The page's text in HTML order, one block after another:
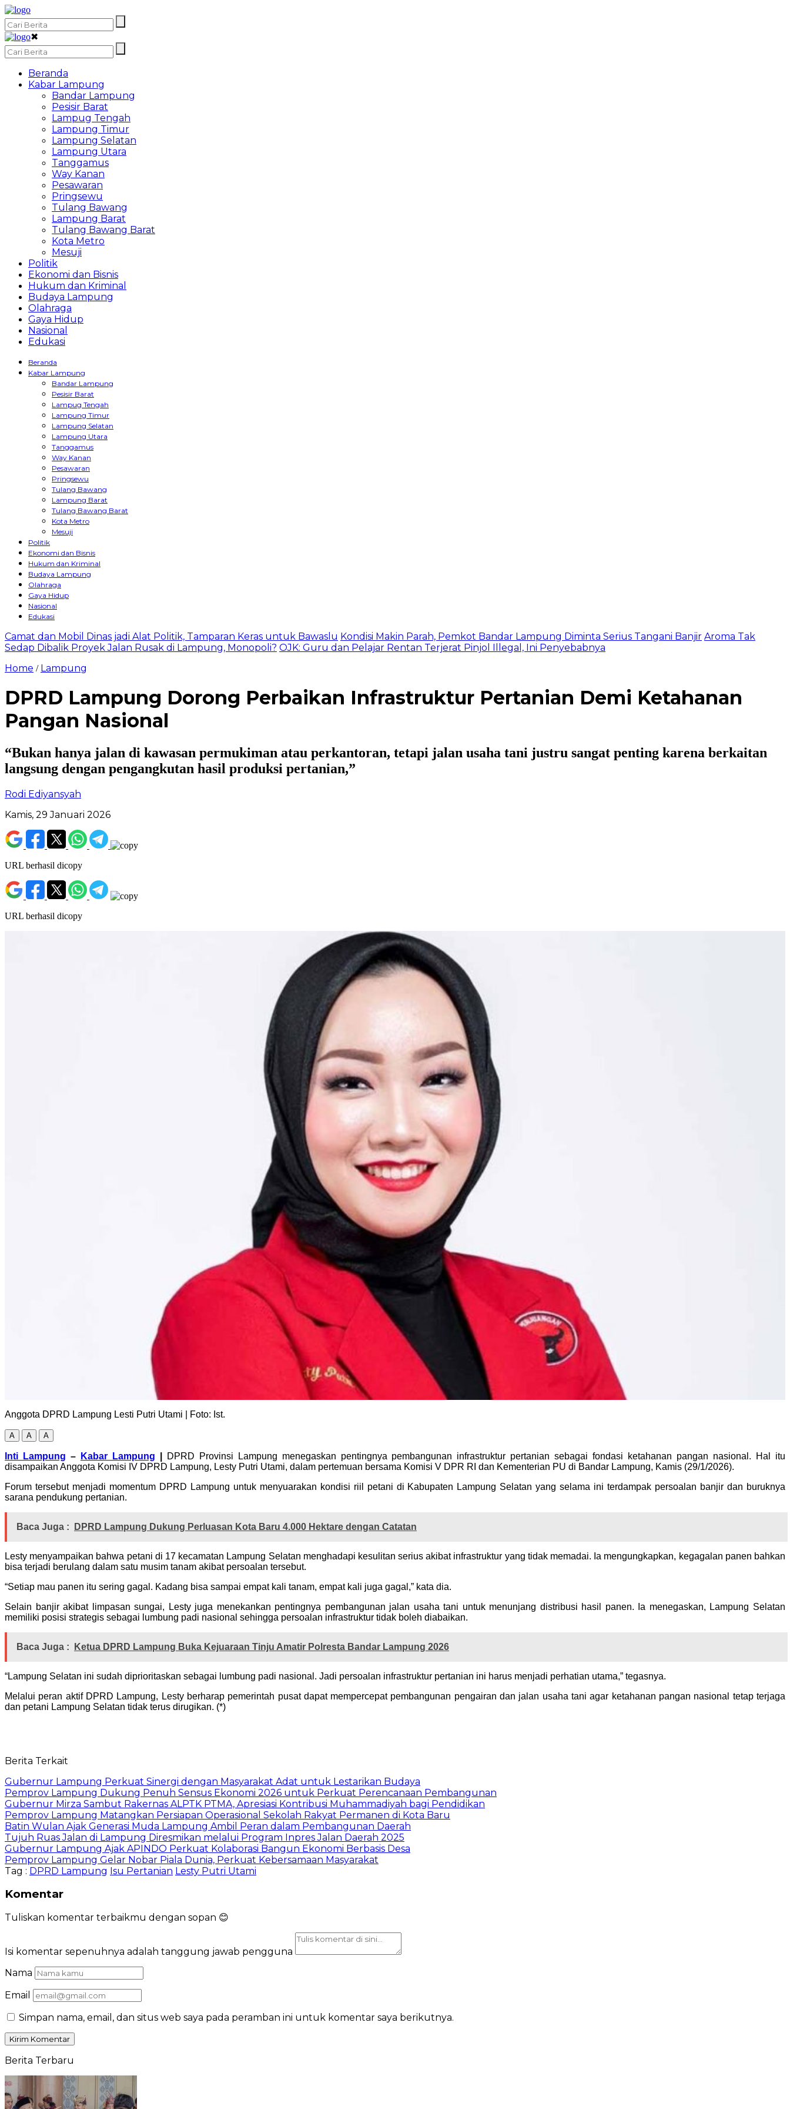
✖
Beranda
Kabar Lampung
Bandar Lampung
Pesisir Barat
Lampug Tengah
Lampung Timur
Lampung Selatan
Lampung Utara
Tanggamus
Way Kanan
Pesawaran
Pringsewu
Tulang Bawang
Lampung Barat
Tulang Bawang Barat
Kota Metro
Mesuji
Politik
Ekonomi dan Bisnis
Hukum dan Kriminal
Budaya Lampung
Olahraga
Gaya Hidup
Nasional
Edukasi
Beranda
Kabar Lampung
Bandar Lampung
Pesisir Barat
Lampug Tengah
Lampung Timur
Lampung Selatan
Lampung Utara
Tanggamus
Way Kanan
Pesawaran
Pringsewu
Tulang Bawang
Lampung Barat
Tulang Bawang Barat
Kota Metro
Mesuji
Politik
Ekonomi dan Bisnis
Hukum dan Kriminal
Budaya Lampung
Olahraga
Gaya Hidup
Nasional
Edukasi
Camat dan Mobil Dinas jadi Alat Politik, Tamparan Keras untuk Bawaslu Kondisi Makin Parah, Pemkot Bandar Lampung Diminta Serius Tangani Banjir Aroma Tak
Sedap Dibalik Proyek Jalan Rusak di Lampung, Monopoli? OJK: Guru dan Pelajar Rentan Terjerat Pinjol Illegal, Ini Penyebabnya
Home / Lampung
DPRD Lampung Dorong Perbaikan Infrastruktur Pertanian Demi Ketahanan
Pangan Nasional
“Bukan hanya jalan di kawasan permukiman atau perkantoran, tetapi jalan usaha tani justru sangat penting karena berkaitan
langsung dengan pengangkutan hasil produksi pertanian,”
Rodi Ediyansyah
Kamis, 29 Januari 2026
URL berhasil dicopy
URL berhasil dicopy
Anggota DPRD Lampung Lesti Putri Utami | Foto: Ist.
A A A
Inti Lampung – Kabar Lampung
DPRD Provinsi Lampung menegaskan pentingnya pembangunan infrastruktur pertanian sebagai fondasi ketahanan pangan nasional. Hal itu
disampaikan Anggota Komisi IV DPRD Lampung, Lesty Putri Utami, dalam pertemuan bersama Komisi V DPR RI dan Kementerian PU di Bandar Lampung, Kamis (29/1/2026).
Forum tersebut menjadi momentum DPRD Lampung untuk menyuarakan kondisi riil petani di Kabupaten Lampung Selatan yang selama ini terdampak persoalan banjir dan buruknya
sarana pendukung pertanian.
Baca Juga : DPRD Lampung Dukung Perluasan Kota Baru 4.000 Hektare dengan Catatan
Lesty menyampaikan bahwa petani di 17 kecamatan Lampung Selatan menghadapi kesulitan serius akibat infrastruktur yang tidak memadai. Ia mengungkapkan, kegagalan panen bahkan
bisa terjadi berulang dalam satu musim tanam akibat persoalan tersebut.
“Setiap mau panen itu sering gagal. Kadang bisa sampai empat kali tanam, empat kali juga gagal,” kata dia.
Selain banjir akibat limpasan sungai, Lesty juga menekankan pentingnya pembangunan jalan usaha tani untuk menunjang distribusi hasil panen. Ia menegaskan, Lampung Selatan
memiliki posisi strategis sebagai lumbung padi nasional sehingga persoalan infrastruktur tidak boleh diabaikan.
Baca Juga : Ketua DPRD Lampung Buka Kejuaraan Tinju Amatir Polresta Bandar Lampung 2026
“Lampung Selatan ini sudah diprioritaskan sebagai lumbung padi nasional. Jadi persoalan infrastruktur pertanian ini harus menjadi perhatian utama,” tegasnya.
Melalui peran aktif DPRD Lampung, Lesty berharap pemerintah pusat dapat mempercepat pembangunan pengairan dan jalan usaha tani agar ketahanan pangan nasional tetap terjaga
dan petani Lampung Selatan tidak terus dirugikan. (*)
Berita Terkait
Gubernur Lampung Perkuat Sinergi dengan Masyarakat Adat untuk Lestarikan Budaya
Pemprov Lampung Dukung Penuh Sensus Ekonomi 2026 untuk Perkuat Perencanaan Pembangunan
Gubernur Mirza Sambut Rakernas ALPTK PTMA, Apresiasi Kontribusi Muhammadiyah bagi Pendidikan
Pemprov Lampung Matangkan Persiapan Operasional Sekolah Rakyat Permanen di Kota Baru
Batin Wulan Ajak Generasi Muda Lampung Ambil Peran dalam Pembangunan Daerah
Tujuh Ruas Jalan di Lampung Diresmikan melalui Program Inpres Jalan Daerah 2025
Gubernur Lampung Ajak APINDO Perkuat Kolaborasi Bangun Ekonomi Berbasis Desa
Pemprov Lampung Gelar Nobar Piala Dunia, Perkuat Kebersamaan Masyarakat
Tag : DPRD Lampung Isu Pertanian Lesty Putri Utami
Komentar
Tuliskan komentar terbaikmu dengan sopan 😊
Isi komentar sepenuhnya adalah tanggung jawab pengguna
Nama
Email
Simpan nama, email, dan situs web saya pada peramban ini untuk komentar saya berikutnya.
Berita Terbaru